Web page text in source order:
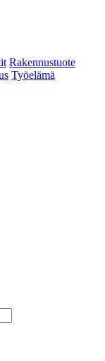
Rakennustuote
Työelämä